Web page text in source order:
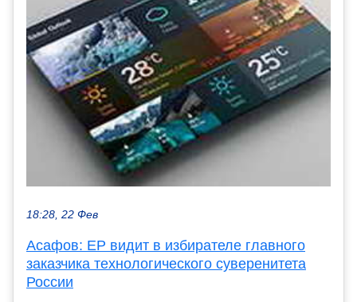
18:28, 22 Фев
Асафов: ЕР видит в избирателе главного
заказчика технологического суверенитета
России